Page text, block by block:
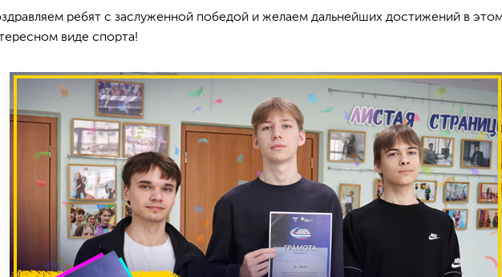
ребят с заслуженной победой и желаем дальнейших достижений в
виде спорта!